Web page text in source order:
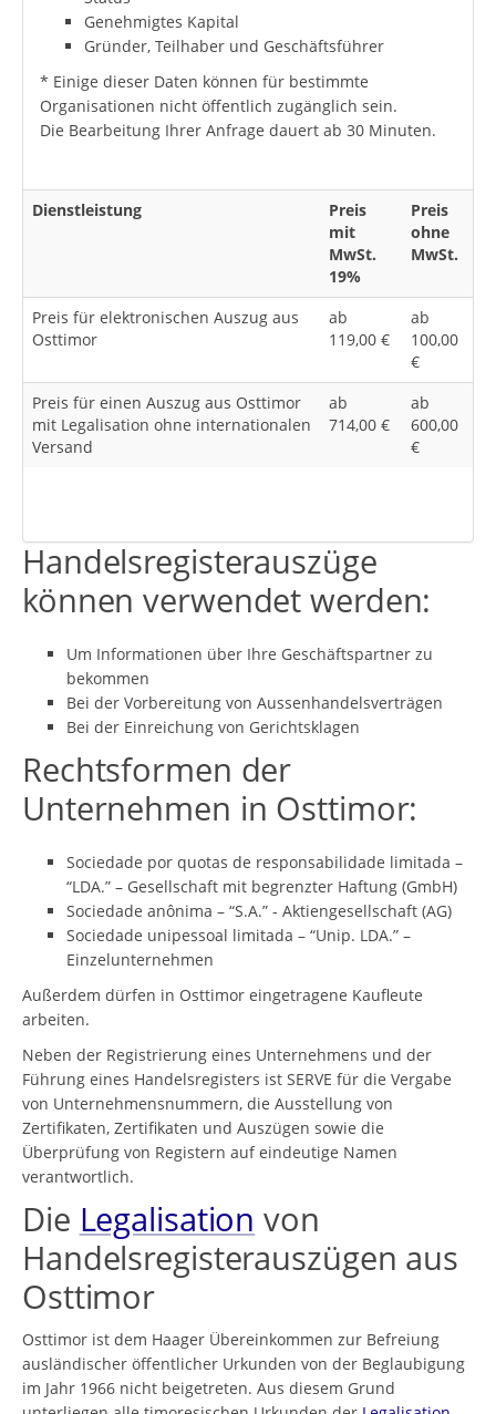
Genehmigtes Kapital
Gründer, Teilhaber und Geschäftsführer
* Einige dieser Daten können für bestimmte
Organisationen nicht öffentlich zugänglich sein.
Die Bearbeitung Ihrer Anfrage dauert ab 30 Minuten.
Dienstleistung
Preis
mit
MwSt.
19%
Preis
ohne
MwSt.
Preis für elektronischen Auszug aus
Osttimor
ab
119,00 €
ab
100,00
€
Preis für einen Auszug aus Osttimor
mit Legalisation ohne internationalen
Versand
ab
714,00 €
ab
600,00
€
Handelsregisterauszüge
können verwendet werden:
Um Informationen über Ihre Geschäftspartner zu
bekommen
Bei der Vorbereitung von Aussenhandelsverträgen
Bei der Einreichung von Gerichtsklagen
Rechtsformen der
Unternehmen in Osttimor:
Sociedade por quotas de responsabilidade limitada –
“LDA.” – Gesellschaft mit begrenzter Haftung (GmbH)
Sociedade anônima – “S.A.” - Aktiengesellschaft (AG)
Sociedade unipessoal limitada – “Unip. LDA.” –
Einzelunternehmen
Außerdem dürfen in Osttimor eingetragene Kaufleute
arbeiten.
Neben der Registrierung eines Unternehmens und der
Führung eines Handelsregisters ist SERVE für die Vergabe
von Unternehmensnummern, die Ausstellung von
Zertifikaten, Zertifikaten und Auszügen sowie die
Überprüfung von Registern auf eindeutige Namen
verantwortlich.
Die Legalisation von
Handelsregisterauszügen aus
Osttimor
Osttimor ist dem Haager Übereinkommen zur Befreiung
ausländischer öffentlicher Urkunden von der Beglaubigung
im Jahr 1966 nicht beigetreten. Aus diesem Grund